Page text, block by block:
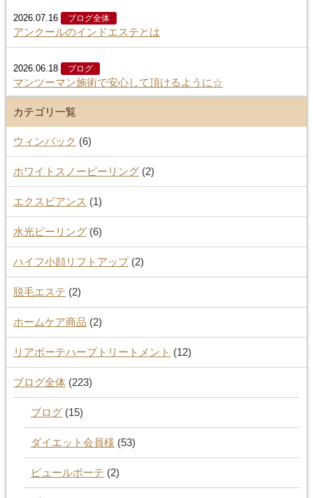
2026.07.16 ブログ全体
アンクールのインドエステとは
2026.06.18 ブログ
マンツーマン施術で安心して頂けるように☆
カテゴリ一覧
ウィンバック (6)
ホワイトスノーピーリング(2)
エクスビアンス (1)
水光ピーリング(6)
ハイフ小顔リフトアップ(2)
脱毛エステ (2)
ホームケア商品 (2)
リアボーテハーブトリートメント (12)
ブログ全体(223)
ブログ(15)
ダイエット会員様 (53)
ピュールボーテ (2)